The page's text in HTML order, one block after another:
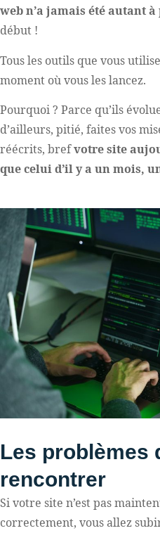
web n’a jamais été autant à
début !
Tous les outils que vous
moment où vous les lancez.
Pourquoi ? Parce qu’ils
d’ailleurs, pitié, faites vos
réécrits, brefvotre site
que celui d’il y a un mois,
Les problèmes
rencontrer
Si votre site n’est pas
correctement, vous allez